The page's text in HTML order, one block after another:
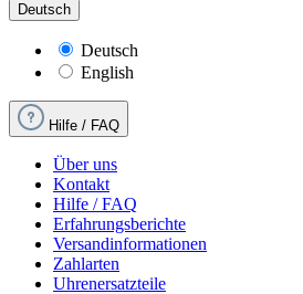
Deutsch
Deutsch
English
Hilfe / FAQ
Über uns
Kontakt
Hilfe / FAQ
Erfahrungsberichte
Versandinformationen
Zahlarten
Uhrenersatzteile